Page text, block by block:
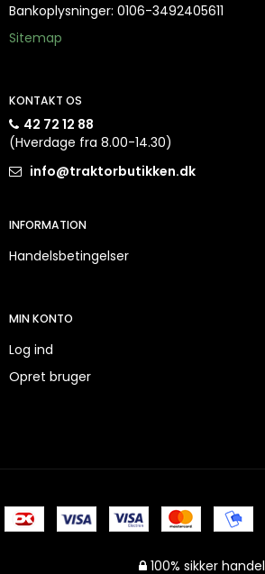
Bankoplysninger: 0106-3492405611
Sitemap
KONTAKT OS
42 72 12 88
(Hverdage fra 8.00-14.30)
info@traktorbutikken.dk
INFORMATION
Handelsbetingelser
MIN KONTO
Log ind
Opret bruger
100% sikker handel